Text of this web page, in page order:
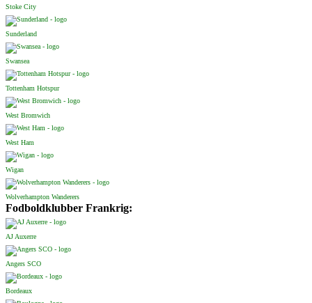
Stoke City
Sunderland
Swansea
Tottenham Hotspur
West Bromwich
West Ham
Wigan
Wolverhampton Wanderers
Fodboldklubber Frankrig:
AJ Auxerre
Angers SCO
Bordeaux